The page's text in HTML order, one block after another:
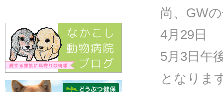
尚、GW
4月29日
5月3日午
となりま